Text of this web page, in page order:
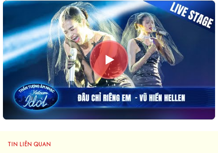
TIN LIÊN QUAN